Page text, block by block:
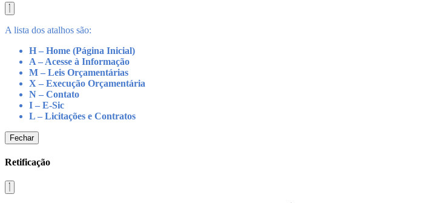
A lista dos atalhos são:
H – Home (Página Inicial)
A – Acesse à Informação
M – Leis Orçamentárias
X – Execução Orçamentária
N – Contato
I – E-Sic
L – Licitações e Contratos
Fechar
Retificação